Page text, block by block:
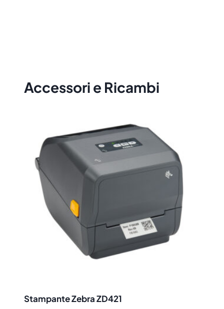
Accessori e Ricambi
Stampante Zebra ZD421